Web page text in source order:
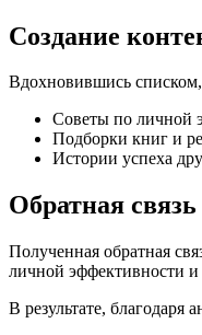
Создание
Вдохновившись списком,
Советы по личной
Подборки книг и
Истории успеха
Обратная связь
Полученная обратная
личной эффективности
В результате,